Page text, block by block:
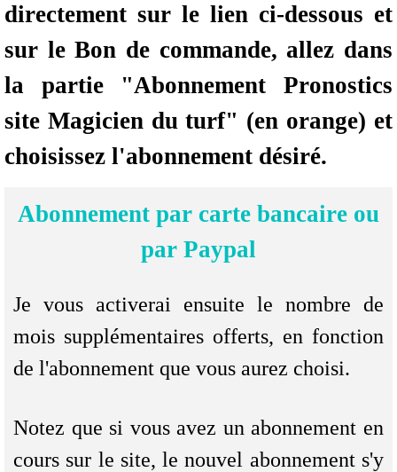
directement sur le lien ci-dessous et
sur le Bon de commande, allez dans
la partie
"Abonnement Pronostics
site Magicien du turf" (en orange) et
choisissez l'abonnement désiré.
Abonnement par carte bancaire ou
par Paypal
Je vous activerai ensuite le nombre de
mois supplémentaires offerts, en fonction
de l'abonnement que vous aurez choisi.
Notez que si vous avez un abonnement en
cours sur le site, le nouvel abonnement s'y